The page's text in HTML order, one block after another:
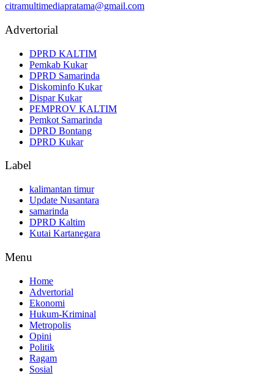
citramultimediapratama@gmail.com
Advertorial
DPRD KALTIM
Pemkab Kukar
DPRD Samarinda
Diskominfo Kukar
Dispar Kukar
PEMPROV KALTIM
Pemkot Samarinda
DPRD Bontang
DPRD Kukar
Label
kalimantan timur
Update Nusantara
samarinda
DPRD Kaltim
Kutai Kartanegara
Menu
Home
Advertorial
Ekonomi
Hukum-Kriminal
Metropolis
Opini
Politik
Ragam
Sosial